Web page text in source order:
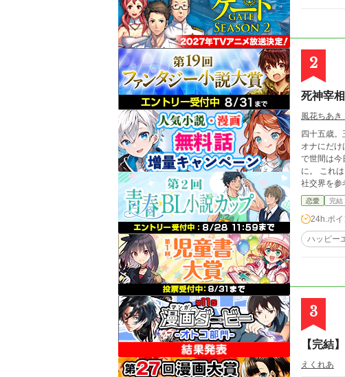
2
死神宰
風花ちあき
四十五歳。王
オナにだけは、とこ
で世間は
に。 これは、死神であることをやめない男と、そんな夫を愛してやまない妻の、少し歪で穏やかな溺愛夫婦譚。 ※19世紀イギリスの
社交界を参
恋愛 完結
24h.ポイ
ハッピー
3
【完結
えくれあ